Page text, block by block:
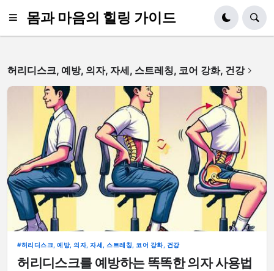
몸과 마음의 힐링 가이드
허리디스크, 예방, 의자, 자세, 스트레칭, 코어 강화, 건강
허리디스크, 예방, 의자, 자세, 스트레칭, 코어 강화, 건강
허리디스크를 예방하는 똑똑한 의자 사용법